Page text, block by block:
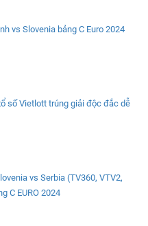
vs Slovenia bảng C Euro 2024
số Vietlott trúng giải độc đắc dễ
vs Serbia (TV360, VTV2,
C EURO 2024